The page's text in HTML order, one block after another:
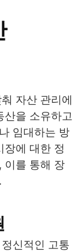
자산 관리에
산을 소유하고
임대하는 방
장에 대한 정
이를 통해 장
신적인 고통